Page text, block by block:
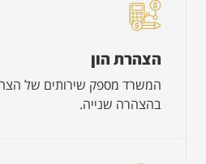
הצהרת הון
המשרד מספק שירותים של
בהצהרה שנייה.